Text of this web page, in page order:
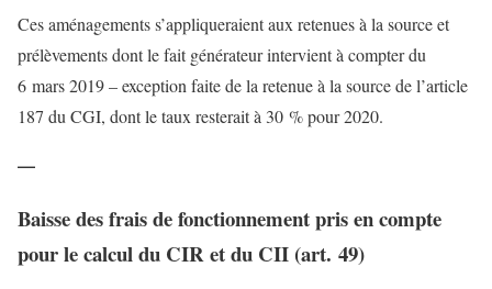
Ces aménagements s’appliqueraient aux retenues à la source et
prélèvements dont le fait générateur intervient à compter du
6 mars 2019 – exception faite de la retenue à la source de l’article
187 du CGI, dont le taux resterait à 30 % pour 2020.
—
Baisse des frais de fonctionnement pris en compte
pour le calcul du CIR et du CII (art. 49)